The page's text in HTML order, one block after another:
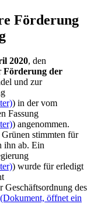
Förderung
2020, den
Förderung der
und zur
) in der vom
Fassung
) angenommen.
stimmten für
ihn ab. Ein
) wurde für erledigt
Geschäftsordnung des
(Dokument, öffnet ein